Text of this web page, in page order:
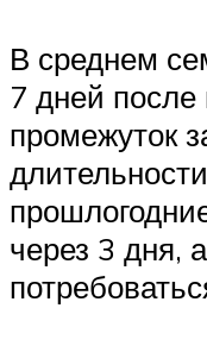
В среднем
7 дней после
промежуток
через 3 дня,